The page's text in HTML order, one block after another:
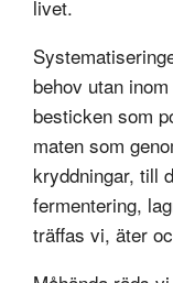
livet.
behov utan
besticken som
maten som
kryddningar, till
fermentering,
träffas vi, äter